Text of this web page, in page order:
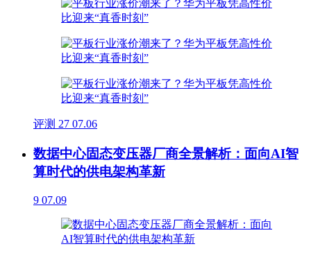
评测 27 07.06
数据中心固态变压器厂商全景解析：面向AI智
算时代的供电架构革新
9 07.09